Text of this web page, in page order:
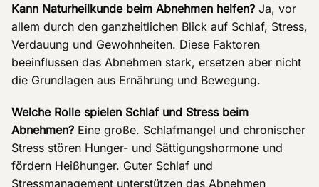
Kann Naturheilkunde beim Abnehmen helfen? Ja, vor
allem durch den ganzheitlichen Blick auf Schlaf, Stress,
Verdauung und Gewohnheiten. Diese Faktoren
beeinflussen das Abnehmen stark, ersetzen aber nicht
die Grundlagen aus Ernährung und Bewegung.
Welche Rolle spielen Schlaf und Stress beim
Abnehmen? Eine große. Schlafmangel und chronischer
Stress stören Hunger- und Sättigungshormone und
fördern Heißhunger. Guter Schlaf und
Stressmanagement unterstützen das Abnehmen